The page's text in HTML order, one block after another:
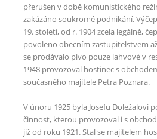
přerušen v době komunistického
zakázáno soukromé podnikání.
19. století, od r. 1904 zcela legálně,
povoleno obecním zastupitelstvem
se prodávalo pivo pouze lahvové v
1948 provozoval hostinec s
současného majitele Petra Poznara.
V únoru 1925 byla Josefu Doležalovi
činnost, kterou provozoval i s
již od roku 1921. Stal se majitelem